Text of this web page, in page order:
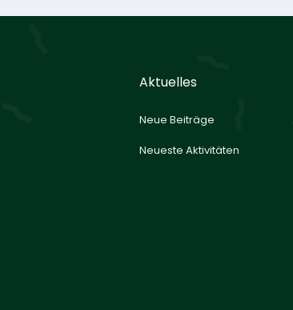
Aktuelles
Neue Beiträge
Neueste Aktivitäten